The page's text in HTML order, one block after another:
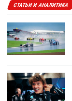
СТАТЬИ И АНАЛИТИКА